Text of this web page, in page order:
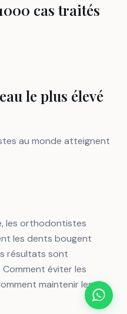
cas traités
le plus élevé
au monde atteignent
les orthodontistes
les dents bougent
résultats sont
éviter les
maintenir les